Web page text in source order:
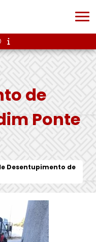
de
Ponte
Desentupimento de